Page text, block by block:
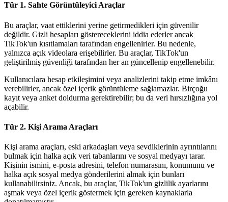
Tür 1. Sahte Görüntüleyici Araçlar
Bu araçlar, vaat ettiklerini yerine getirmedikleri için güvenilir
değildir. Gizli hesapları göstereceklerini iddia ederler ancak
TikTok'un kısıtlamaları tarafından engellenirler. Bu nedenle,
yalnızca açık videolara erişebilirler. Bu araçlar, TikTok'un
geliştirilmiş güvenliği tarafından her an güncellenip engellenebilir.
Kullanıcılara hesap etkileşimini veya analizlerini takip etme imkânı
verebilirler, ancak özel içerik görüntüleme sağlamazlar. Birçoğu
kayıt veya anket doldurma gerektirebilir; bu da veri hırsızlığına yol
açabilir.
Tür 2. Kişi Arama Araçları
Kişi arama araçları, eski arkadaşları veya sevdiklerinin ayrıntılarını
bulmak için halka açık veri tabanlarını ve sosyal medyayı tarar.
Kişinin ismini, e-posta adresini, telefon numarasını, konumunu ve
halka açık sosyal medya gönderilerini almak için bunları
kullanabilirsiniz. Ancak, bu araçlar, TikTok'un gizlilik ayarlarını
aşmak veya özel içerik göstermek için gereken kaynaklarla